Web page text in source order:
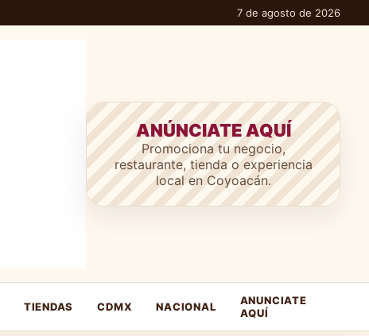
7 de agosto de 2026
ANÚNCIATE AQUÍ
Promociona tu negocio,
restaurante, tienda o experiencia
local en Coyoacán.
TIENDAS CDMX NACIONAL
ANUNCIATE
AQUÍ